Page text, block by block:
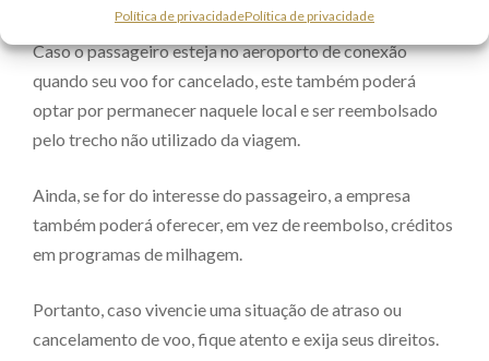
Política de privacidadePolítica de privacidade
Caso o passageiro esteja no aeroporto de conexão
quando seu voo for cancelado, este também poderá
optar por permanecer naquele local e ser reembolsado
pelo trecho não utilizado da viagem.
Ainda, se for do interesse do passageiro, a empresa
também poderá oferecer, em vez de reembolso, créditos
em programas de milhagem.
Portanto, caso vivencie uma situação de atraso ou
cancelamento de voo, fique atento e exija seus direitos.